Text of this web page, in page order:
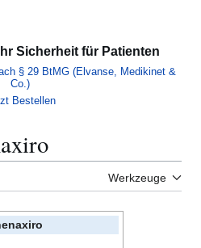
Sicherheit für Patienten
§ 29 BtMG (Elvanse, Medikinet &
Co.)
Bestellen
Werkzeuge